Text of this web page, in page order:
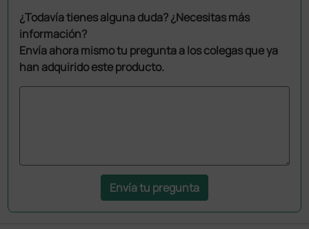
¿Todavía tienes alguna duda? ¿Necesitas más
información?
Envía ahora mismo tu pregunta a los colegas que ya
han adquirido este producto.
Envía tu pregunta